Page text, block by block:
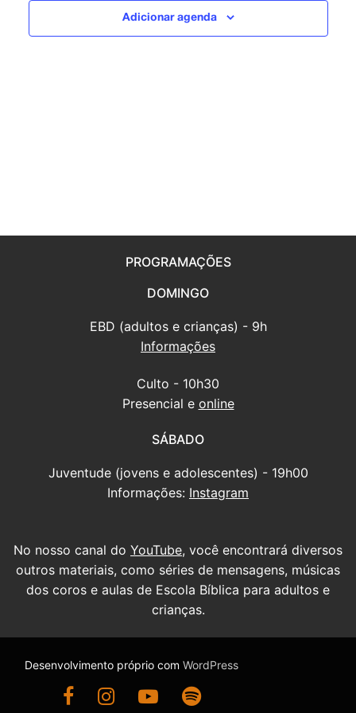
de
Adicionar agenda
PROGRAMAÇÕES
DOMINGO
EBD (adultos e crianças) - 9h
Informações
Culto - 10h30
Presencial e online
SÁBADO
Juventude (jovens e adolescentes) - 19h00
Informações: Instagram
No nosso canal do YouTube, você encontrará diversos
outros materiais, como séries de mensagens, músicas
dos coros e aulas de Escola Bíblica para adultos e
crianças.
Desenvolvimento próprio com WordPress